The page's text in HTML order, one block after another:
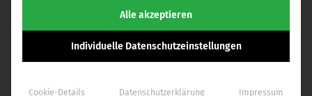
Implantate vom Markt genommen.
Die Hersteller Sebbin und Polytech bieten vorzugsweise
mikrotexturierte Implantate an. Die von Ihnen entwickelte
Alle akzeptieren
Individuelle Datenschutzeinstellungen
Cookie-Details Datenschutzerklärung Impressum